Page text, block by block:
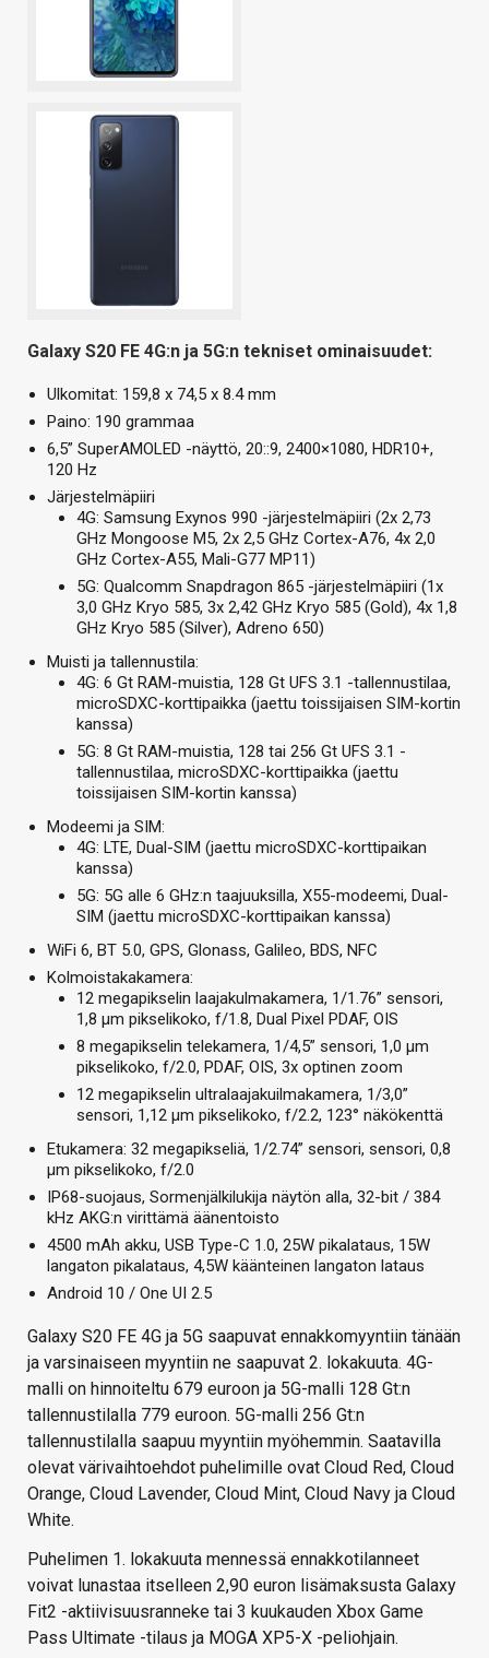
Galaxy S20 FE 4G:n ja 5G:n tekniset ominaisuudet:
Ulkomitat: 159,8 x 74,5 x 8.4 mm
Paino: 190 grammaa
6,5” SuperAMOLED -näyttö, 20::9, 2400×1080, HDR10+,
120 Hz
Järjestelmäpiiri
4G: Samsung Exynos 990 -järjestelmäpiiri (2x 2,73
GHz Mongoose M5, 2x 2,5 GHz Cortex-A76, 4x 2,0
GHz Cortex-A55, Mali-G77 MP11)
5G: Qualcomm Snapdragon 865 -järjestelmäpiiri (1x
3,0 GHz Kryo 585, 3x 2,42 GHz Kryo 585 (Gold), 4x 1,8
GHz Kryo 585 (Silver), Adreno 650)
Muisti ja tallennustila:
4G: 6 Gt RAM-muistia, 128 Gt UFS 3.1 -tallennustilaa,
microSDXC-korttipaikka (jaettu toissijaisen SIM-kortin
kanssa)
5G: 8 Gt RAM-muistia, 128 tai 256 Gt UFS 3.1 -
tallennustilaa, microSDXC-korttipaikka (jaettu
toissijaisen SIM-kortin kanssa)
Modeemi ja SIM:
4G: LTE, Dual-SIM (jaettu microSDXC-korttipaikan
kanssa)
5G: 5G alle 6 GHz:n taajuuksilla, X55-modeemi, Dual-
SIM (jaettu microSDXC-korttipaikan kanssa)
WiFi 6, BT 5.0, GPS, Glonass, Galileo, BDS, NFC
Kolmoistakakamera:
12 megapikselin laajakulmakamera, 1/1.76” sensori,
1,8 µm pikselikoko, f/1.8, Dual Pixel PDAF, OIS
8 megapikselin telekamera, 1/4,5” sensori, 1,0 µm
pikselikoko, f/2.0, PDAF, OIS, 3x optinen zoom
12 megapikselin ultralaajakuilmakamera, 1/3,0”
sensori, 1,12 µm pikselikoko, f/2.2, 123° näkökenttä
Etukamera: 32 megapikseliä, 1/2.74” sensori, sensori, 0,8
µm pikselikoko, f/2.0
IP68-suojaus, Sormenjälkilukija näytön alla, 32-bit / 384
kHz AKG:n virittämä äänentoisto
4500 mAh akku, USB Type-C 1.0, 25W pikalataus, 15W
langaton pikalataus, 4,5W käänteinen langaton lataus
Android 10 / One UI 2.5
Galaxy S20 FE 4G ja 5G saapuvat ennakkomyyntiin tänään
ja varsinaiseen myyntiin ne saapuvat 2. lokakuuta. 4G-
malli on hinnoiteltu 679 euroon ja 5G-malli 128 Gt:n
tallennustilalla 779 euroon. 5G-malli 256 Gt:n
tallennustilalla saapuu myyntiin myöhemmin. Saatavilla
olevat värivaihtoehdot puhelimille ovat Cloud Red, Cloud
Orange, Cloud Lavender, Cloud Mint, Cloud Navy ja Cloud
White.
Puhelimen 1. lokakuuta mennessä ennakkotilanneet
voivat lunastaa itselleen 2,90 euron lisämaksusta Galaxy
Fit2 -aktiivisuusranneke tai 3 kuukauden Xbox Game
Pass Ultimate -tilaus ja MOGA XP5-X -peliohjain.